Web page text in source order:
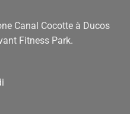
Canal Cocotte à Ducos
Fitness Park.